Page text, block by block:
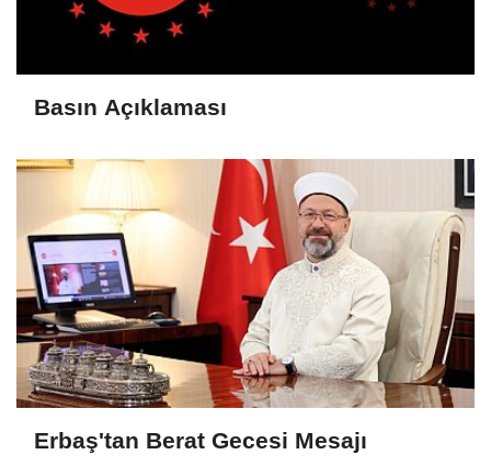
Basın Açıklaması
Erbaş'tan Berat Gecesi Mesajı